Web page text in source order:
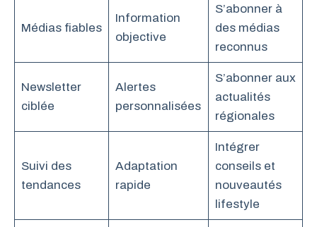
Médias fiables
Information
objective
S’abonner à
des médias
reconnus
Newsletter
ciblée
Alertes
personnalisées
S’abonner aux
actualités
régionales
Suivi des
tendances
Adaptation
rapide
Intégrer
conseils et
nouveautés
lifestyle